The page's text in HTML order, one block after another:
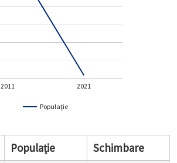
Populație
2011 2021
Populație
Schimbare